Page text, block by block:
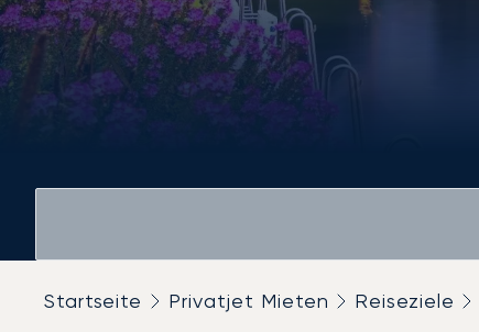
Startseite Privatjet Mieten Reiseziele